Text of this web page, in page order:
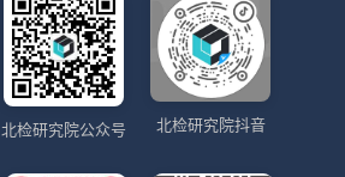
北检研究院公众号 北检研究院抖音